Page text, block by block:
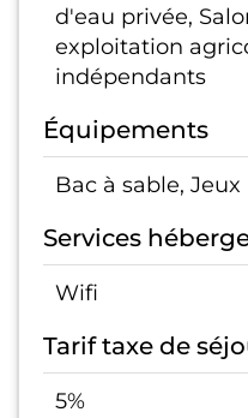
d'eau privée,
exploitation
indépendants
Équipements
Bac à sable,
Services
Wifi
Tarif taxe de
5%